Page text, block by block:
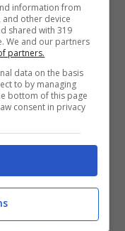
pilota
inosservato un
diversi
information from
other device
shared with 319
We and our partners
partners.
data on the basis
to by managing
bottom of this page
consent in privacy